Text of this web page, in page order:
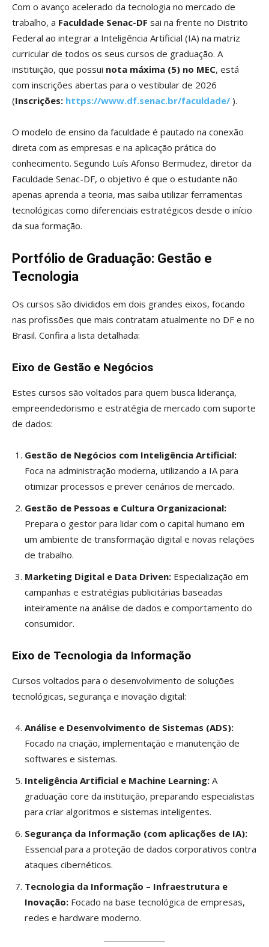
Com o avanço acelerado da tecnologia no mercado de
trabalho, a Faculdade Senac-DF sai na frente no Distrito
Federal ao integrar a Inteligência Artificial (IA) na matriz
curricular de todos os seus cursos de graduação. A
instituição, que possui nota máxima (5) no MEC, está
com inscrições abertas para o vestibular de 2026
(Inscrições: https://www.df.senac.br/faculdade/ ).
O modelo de ensino da faculdade é pautado na conexão
direta com as empresas e na aplicação prática do
conhecimento. Segundo Luís Afonso Bermudez, diretor da
Faculdade Senac-DF, o objetivo é que o estudante não
apenas aprenda a teoria, mas saiba utilizar ferramentas
tecnológicas como diferenciais estratégicos desde o início
da sua formação.
Portfólio de Graduação: Gestão e
Tecnologia
Os cursos são divididos em dois grandes eixos, focando
nas profissões que mais contratam atualmente no DF e no
Brasil. Confira a lista detalhada:
Eixo de Gestão e Negócios
Estes cursos são voltados para quem busca liderança,
empreendedorismo e estratégia de mercado com suporte
de dados:
Gestão de Negócios com Inteligência Artificial:
Foca na administração moderna, utilizando a IA para
otimizar processos e prever cenários de mercado.
Gestão de Pessoas e Cultura Organizacional:
Prepara o gestor para lidar com o capital humano em
um ambiente de transformação digital e novas relações
de trabalho.
Marketing Digital e Data Driven: Especialização em
campanhas e estratégias publicitárias baseadas
inteiramente na análise de dados e comportamento do
consumidor.
Eixo de Tecnologia da Informação
Cursos voltados para o desenvolvimento de soluções
tecnológicas, segurança e inovação digital:
Análise e Desenvolvimento de Sistemas (ADS):
Focado na criação, implementação e manutenção de
softwares e sistemas.
Inteligência Artificial e Machine Learning: A
graduação core da instituição, preparando especialistas
para criar algoritmos e sistemas inteligentes.
Segurança da Informação (com aplicações de IA):
Essencial para a proteção de dados corporativos contra
ataques cibernéticos.
Tecnologia da Informação – Infraestrutura e
Inovação: Focado na base tecnológica de empresas,
redes e hardware moderno.